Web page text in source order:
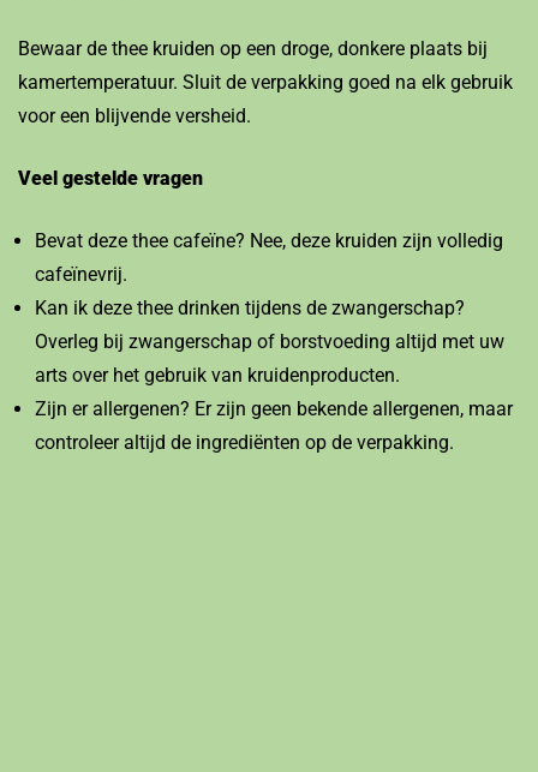
Bewaar de thee kruiden op een droge, donkere plaats bij
kamertemperatuur. Sluit de verpakking goed na elk gebruik
voor een blijvende versheid.
Veel gestelde vragen
Bevat deze thee cafeïne? Nee, deze kruiden zijn volledig
cafeïnevrij.
Kan ik deze thee drinken tijdens de zwangerschap?
Overleg bij zwangerschap of borstvoeding altijd met uw
arts over het gebruik van kruidenproducten.
Zijn er allergenen? Er zijn geen bekende allergenen, maar
controleer altijd de ingrediënten op de verpakking.